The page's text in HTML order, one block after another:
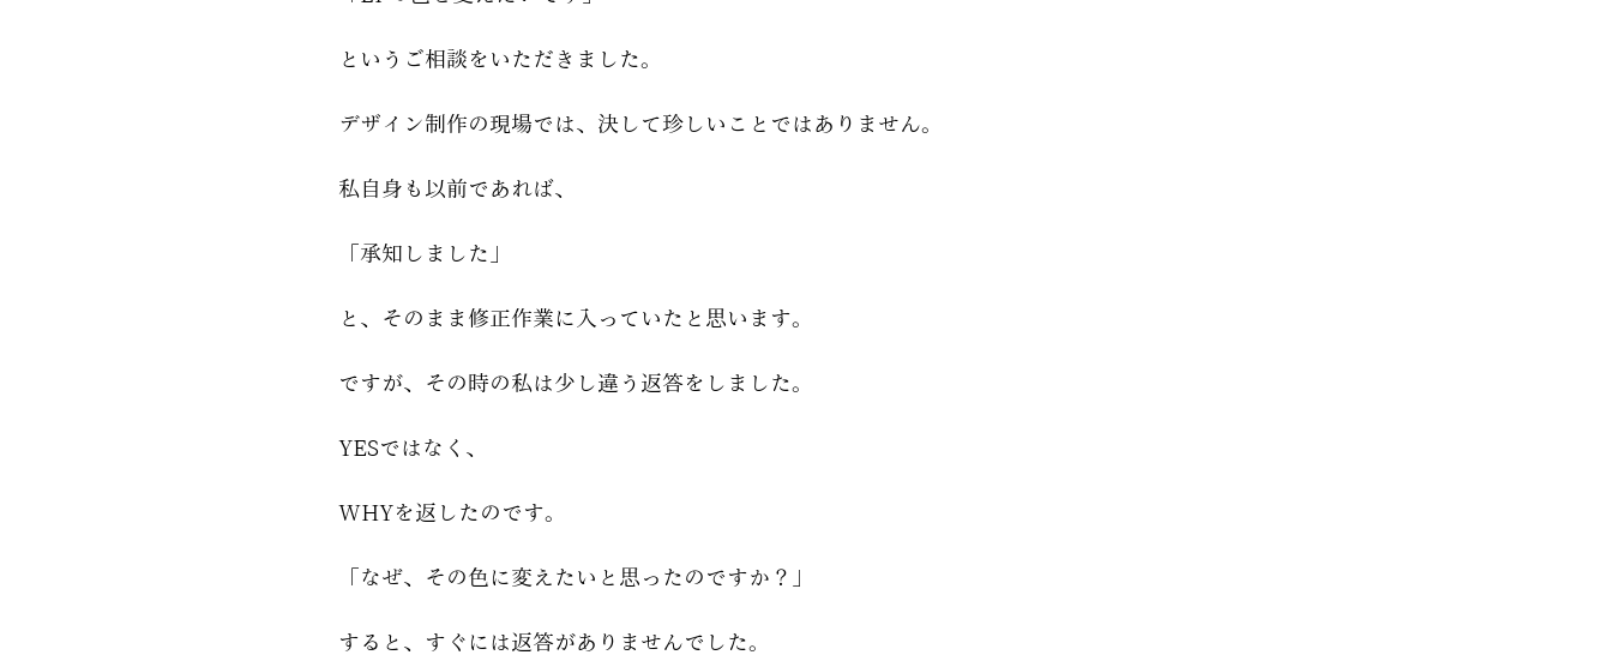
というご相談をいただきました。
デザイン制作の現場では、決して珍しいことではありません。
私自身も以前であれば、
「承知しました」
と、そのまま修正作業に入っていたと思います。
ですが、その時の私は少し違う返答をしました。
YESではなく、
WHYを返したのです。
「なぜ、その色に変えたいと思ったのですか？」
すると、すぐには返答がありませんでした。